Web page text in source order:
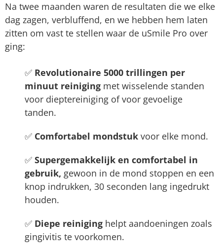
Na twee maanden waren de resultaten die we elke
dag zagen, verbluffend, en we hebben hem laten
zitten om vast te stellen waar de uSmile Pro over
ging:
✅ Revolutionaire 5000 trillingen per
minuut reiniging met wisselende standen
voor dieptereiniging of voor gevoelige
tanden.
✅ Comfortabel mondstuk voor elke mond.
✅ Supergemakkelijk en comfortabel in
gebruik, gewoon in de mond stoppen en een
knop indrukken, 30 seconden lang ingedrukt
houden.
✅ Diepe reiniging helpt aandoeningen zoals
gingivitis te voorkomen.